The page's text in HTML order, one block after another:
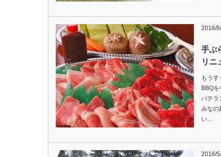
2016/
手ぶ
リニ
もう
BBQ
バテラ
みなの
い…
2016/